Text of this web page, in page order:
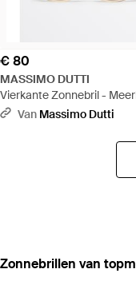
€ 80
MASSIMO DUTTI
Vierkante Zonnebril -
Van Massimo Dutti
‪Zonnebrillen‬ van